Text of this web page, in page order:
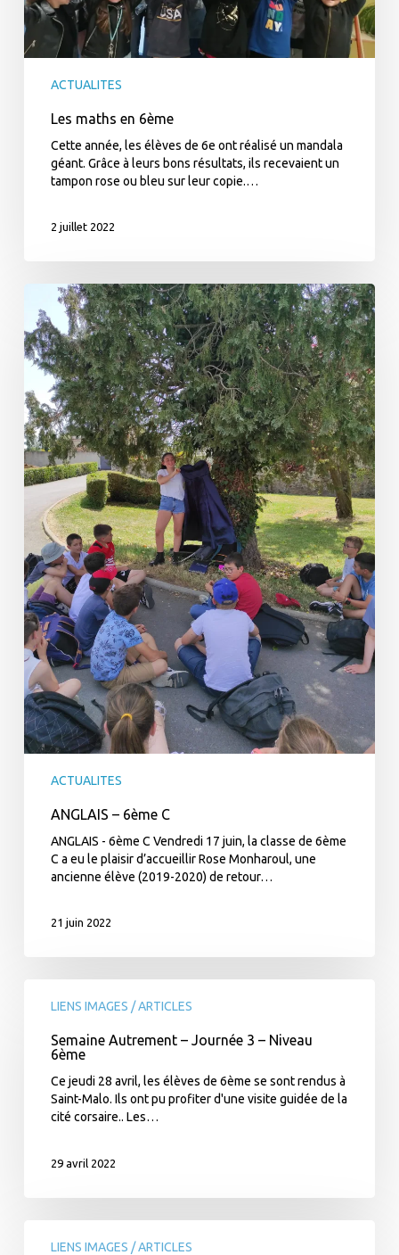
ACTUALITES
Les maths en 6ème
Cette année, les élèves de 6e ont réalisé un mandala
géant. Grâce à leurs bons résultats, ils recevaient un
tampon rose ou bleu sur leur copie.…
2 juillet 2022
ANGLAIS
6ème
C
ACTUALITES
ANGLAIS – 6ème C
ANGLAIS - 6ème C Vendredi 17 juin, la classe de 6ème
C a eu le plaisir d’accueillir Rose Monharoul, une
ancienne élève (2019-2020) de retour…
21 juin 2022
Autrement
Journée
Niveau
6ème
LIENS IMAGES / ARTICLES
Semaine Autrement – Journée 3 – Niveau
6ème
Ce jeudi 28 avril, les élèves de 6ème se sont rendus à
Saint-Malo. Ils ont pu profiter d'une visite guidée de la
cité corsaire.. Les…
29 avril 2022
autrement
LIENS IMAGES / ARTICLES